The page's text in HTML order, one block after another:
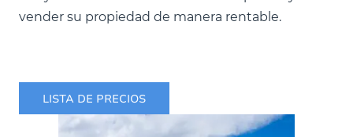
vender su propiedad de manera rentable.
LISTA DE PRECIOS